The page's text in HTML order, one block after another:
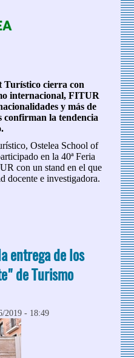
Turístico cierra con
internacional, FITUR
y más de
confirman la tendencia
Ostelea School of
en la 40ª Feria
con un stand en el que
docente e investigadora.
destaca por su propuesta
entrega de los
de Turismo
2019 - 18:49